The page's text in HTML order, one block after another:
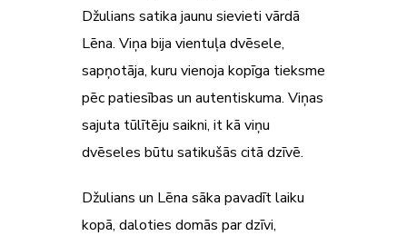
Džulians satika jaunu sievieti vārdā
Lēna. Viņa bija vientuļa dvēsele,
sapņotāja, kuru vienoja kopīga tieksme
pēc patiesības un autentiskuma. Viņas
sajuta tūlītēju saikni, it kā viņu
dvēseles būtu satikušās citā dzīvē.
Džulians un Lēna sāka pavadīt laiku
kopā, daloties domās par dzīvi,